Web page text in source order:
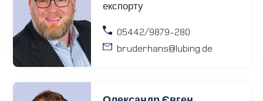
експорту
05442/9879-280
bruderhans@lubing.de